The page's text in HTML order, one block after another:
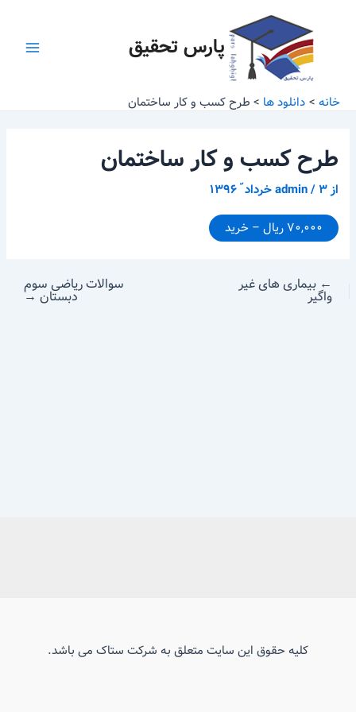
پارس تحقیق
خانه دانلود ها طرح کسب و کار ساختمان
طرح کسب و کار ساختمان
از admin/۳ خرداد ّ ۱۳۹۶
۷۰,۰۰۰ ریال – خرید
← بیماری های غیر
واگیر
سوالات ریاضی سوم
دبستان →
کلیه حقوق این سایت متعلق به شرکت ستاک می باشد.